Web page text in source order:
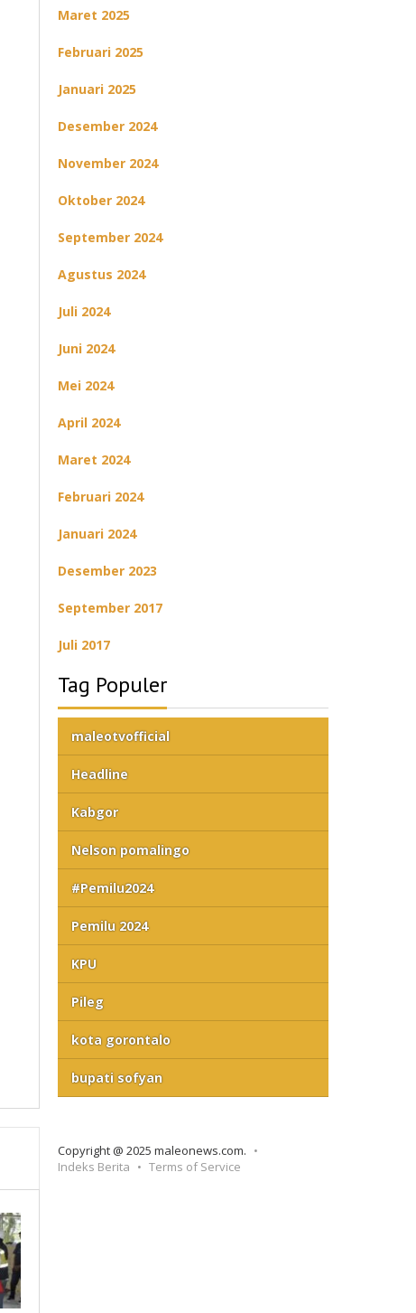
Maret 2025
Februari 2025
Januari 2025
Desember 2024
November 2024
Oktober 2024
September 2024
Agustus 2024
Juli 2024
Juni 2024
Mei 2024
April 2024
Maret 2024
Februari 2024
Januari 2024
Desember 2023
September 2017
Juli 2017
Tag Populer
maleotvofficial
Headline
Kabgor
Nelson pomalingo
#Pemilu2024
Pemilu 2024
KPU
Pileg
kota gorontalo
bupati sofyan
Copyright @ 2025 maleonews.com.
Indeks Berita
Terms of Service